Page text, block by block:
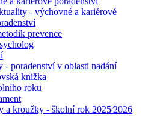
- výchovné a kariérové
prevence
- poradenství v oblasti nadání
knížka
roku
a kroužky - školní rok 2025⁄2026